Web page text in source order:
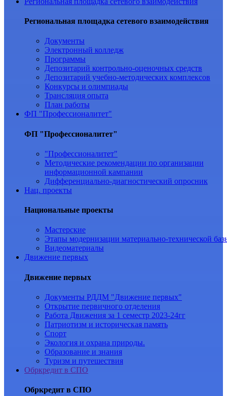
Региональная площадка сетевого взаимодействия
Документы
Электронный колледж
Программы
Депозитарий контрольно-оценочных средств
Депозитарий учебно-методических комплексов
Конкурсы и олимпиады
Трансляция опыта
План работы
ФП "Профессионалитет"
ФП "Профессионалитет"
"Профессионалитет"
Методические рекомендации по организации
информационной кампании
Дифференциально-диагностический опросник
Нац. проекты
Национальные проекты
Мастерские
Этапы модернизации материально-технической
Видеоматериалы
Движение первых
Движение первых
Документы РДДМ "Движение первых"
Открытие первичного отделения
Работа Движения за 1 семестр 2023-24гг
Патриотизм и историческая память
Спорт
Экология и охрана природы.
Образование и знания
Туризм и путешествия
Обркредит в СПО
Обркредит в СПО